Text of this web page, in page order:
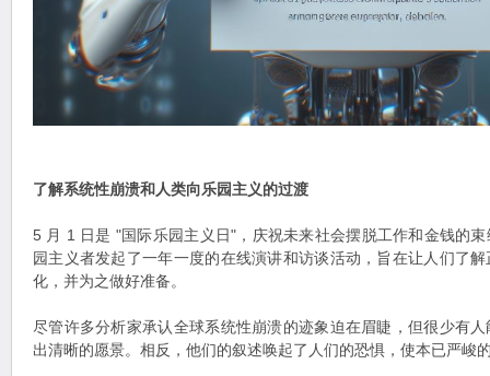
了解系统性崩溃和人类向乐园主义的过渡
5 月 1 日是 "国际乐园主义日"，庆祝未来社会摆脱工作和金钱的
园主义者发起了一年一度的在线演讲和访谈活动，旨在让人们了
化，并为之做好准备。
尽管许多分析家承认全球系统性崩溃的迹象迫在眉睫，但很少有
出清晰的愿景。相反，他们的叙述唤起了人们的恐惧，使本已严峻